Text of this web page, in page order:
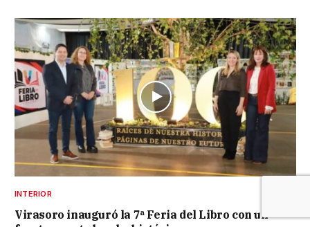
INTERIOR
Virasoro inauguró la 7ª Feria del Libro con un